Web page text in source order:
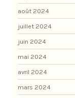
août 2024
juillet 2024
juin 2024
mai 2024
avril 2024
mars 2024